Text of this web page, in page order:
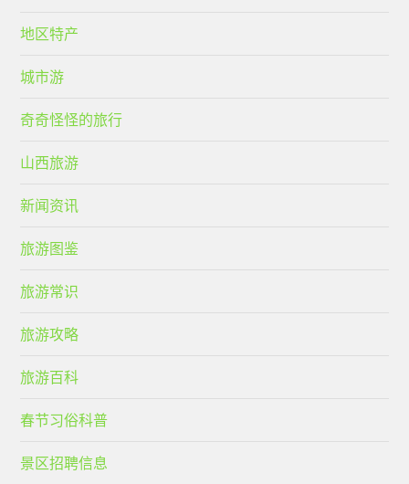
地区特产
城市游
奇奇怪怪的旅行
山西旅游
新闻资讯
旅游图鉴
旅游常识
旅游攻略
旅游百科
春节习俗科普
景区招聘信息